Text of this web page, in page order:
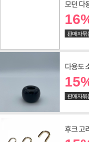
모던 다
판매자묶
다용도
판매자묶
후크 고